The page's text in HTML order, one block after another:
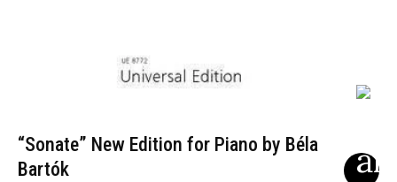
“Sonate” New Edition for Piano by Béla
Bartók